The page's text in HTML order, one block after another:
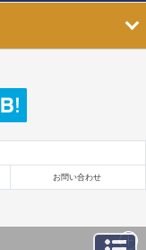
お問い合わせ